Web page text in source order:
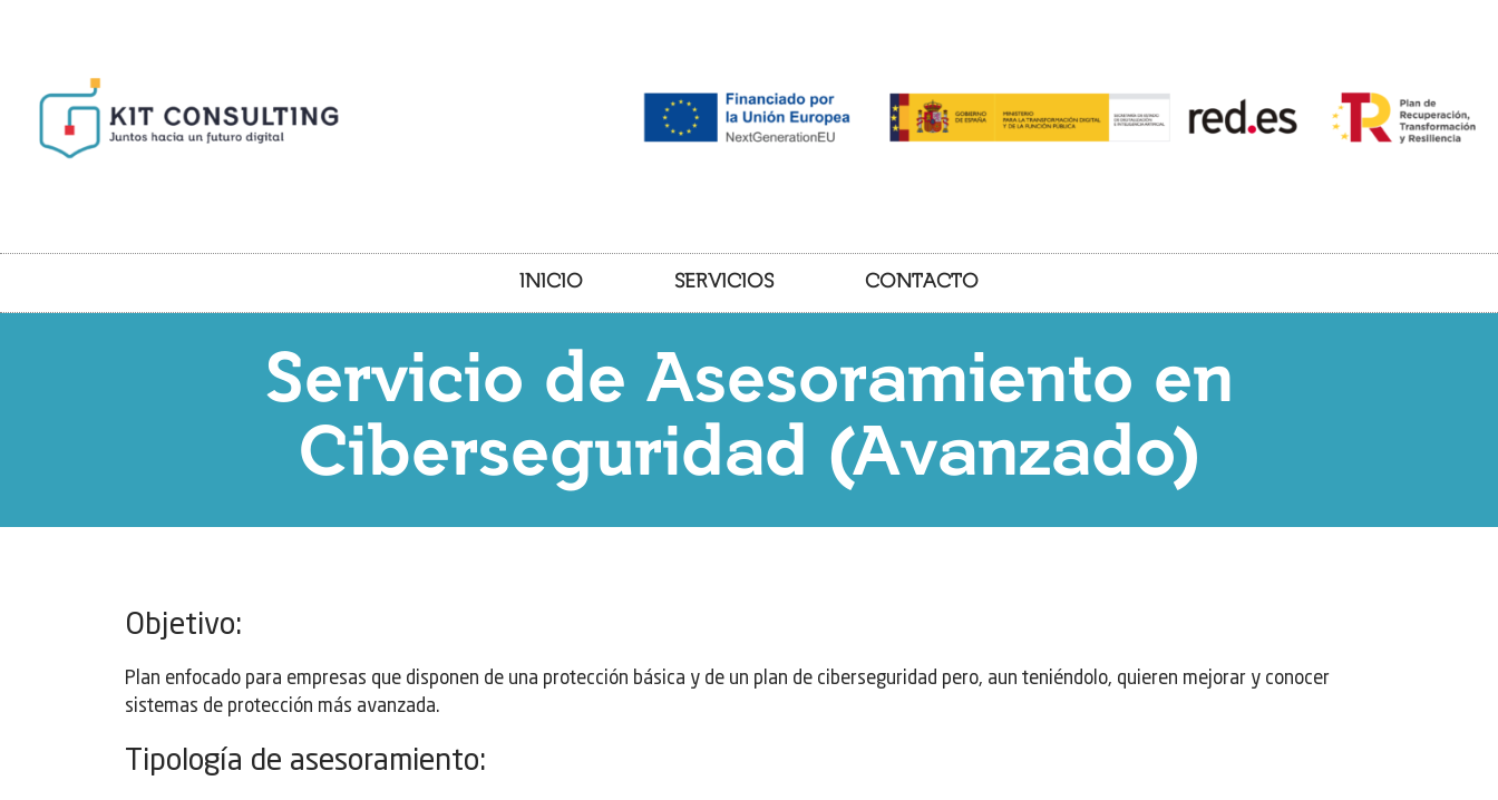
INICIO SERVICIOS CONTACTO
Servicio de Asesoramiento en
Ciberseguridad (Avanzado)
Objetivo:
Plan enfocado para empresas que disponen de una protección básica y de un plan de ciberseguridad pero, aun teniéndolo, quieren mejorar y conocer
sistemas de protección más avanzada.
Tipología de asesoramiento: